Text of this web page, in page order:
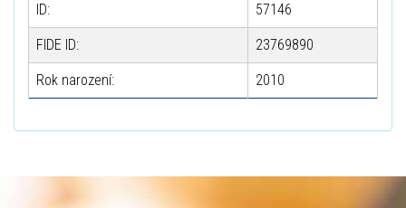
ID: 57146
FIDE ID: 23769890
Rok narození: 2010